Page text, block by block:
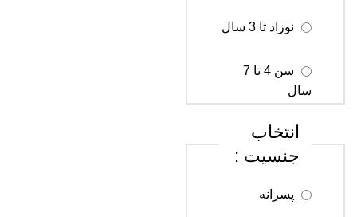
سن 4 تا 7
سال
سال
انتخاب
جنسیت :